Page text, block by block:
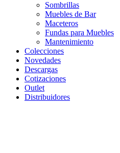
Sombrillas
Muebles de Bar
Maceteros
Fundas para Muebles
Mantenimiento
Colecciones
Novedades
Descargas
Cotizaciones
Outlet
Distribuidores